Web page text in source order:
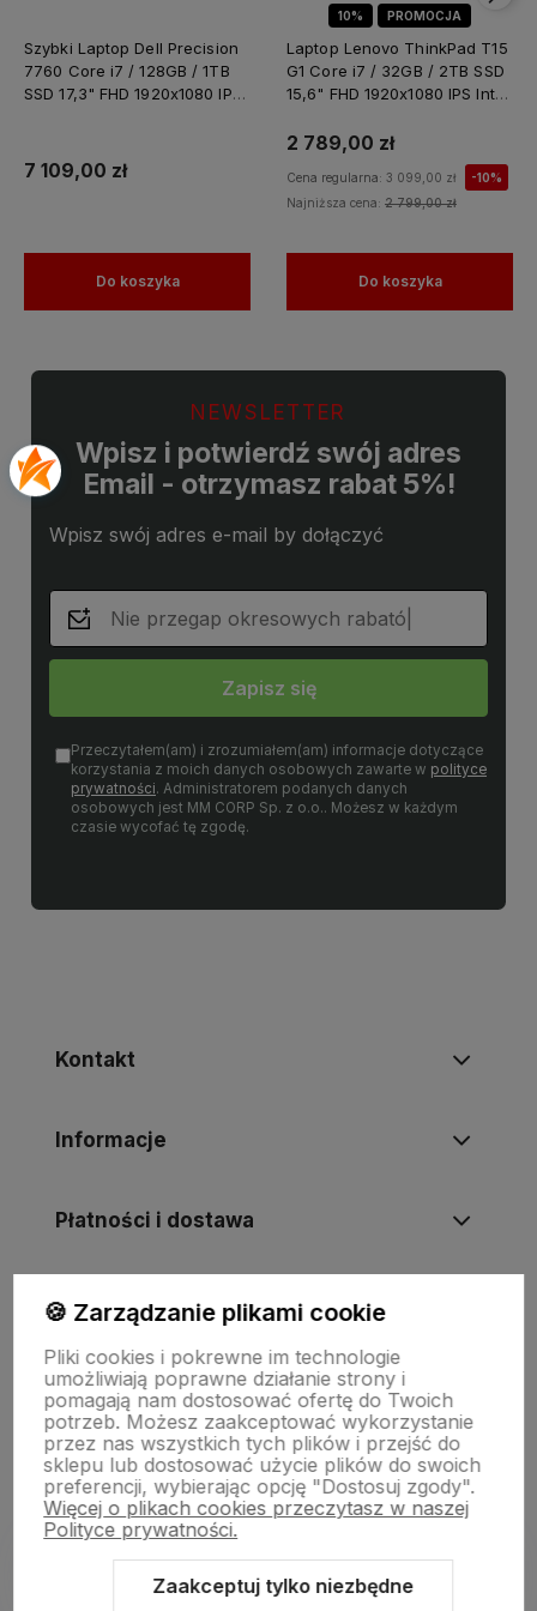
Szybki Laptop Dell Precision
7760 Core i7 / 128GB / 1TB
SSD 17,3" FHD 1920x1080 IPS
Laptop do Grafiki
Projektowania
7 109,00 zł
Do koszyka
10% PROMOCJA
Laptop Lenovo ThinkPad T15
G1 Core i7 / 32GB / 2TB SSD
15,6" FHD 1920x1080 IPS Intel
do Nauki Domu
2 789,00 zł
Cena regularna: 3 099,00 zł
-10%
Najniższa cena: 2 799,00 zł
Do koszyka
NEWSLETTER
Wpisz i potwierdź swój adres
Email - otrzymasz rabat 5%!
Wpisz swój adres e-mail by dołączyć
Zapisz się
Przeczytałem(am) i zrozumiałem(am) informacje dotyczące
korzystania z moich danych osobowych zawarte w polityce
prywatności. Administratorem podanych danych
osobowych jest MM CORP Sp. z o.o.. Możesz w każdym
czasie wycofać tę zgodę.
Kontakt
Informacje
Płatności i dostawa
Informacje
O nas
🍪 Zarządzanie plikami cookie
Pliki cookies i pokrewne im technologie
umożliwiają poprawne działanie strony i
pomagają nam dostosować ofertę do Twoich
potrzeb. Możesz zaakceptować wykorzystanie
przez nas wszystkich tych plików i przejść do
sklepu lub dostosować użycie plików do swoich
preferencji, wybierając opcję "Dostosuj zgody".
Więcej o plikach cookies przeczytasz w naszej
Polityce prywatności.
Zaakceptuj tylko niezbędne